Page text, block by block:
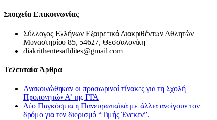
Στοιχεία Επικοινωνίας
Σύλλογος Ελλήνων Εξαιρετικά Διακριθέντων Αθλητών
Μοναστηρίου 85, 54627, Θεσσαλονίκη
diakrithentesathlites@gmail.com
Τελευταία Άρθρα
Ανακοινώθηκαν οι προσωρινοί πίνακες για τη Σχολή
Προπονητών Α’ της ΓΓΑ
Δύο Παγκόσμια ή Πανευρωπαϊκά μετάλλια ανοίγουν τον
δρόμο για τον διορισμό “Τιμής Ένεκεν”.